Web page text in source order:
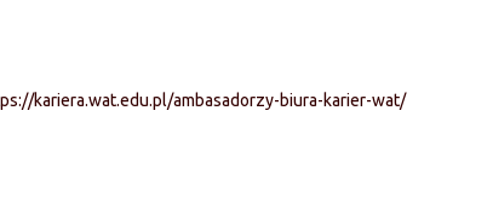
kariera.wat.edu.pl/ambasadorzy-biura-karier-wat/